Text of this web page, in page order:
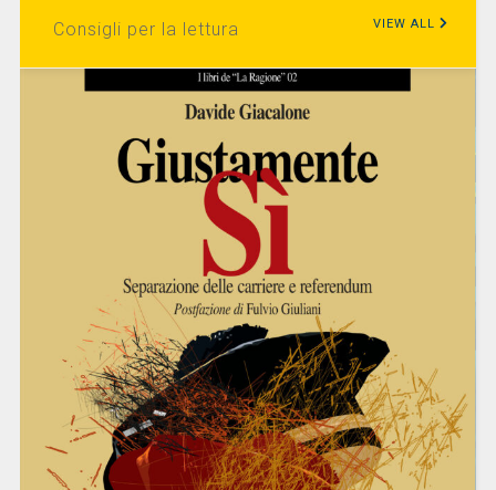
Consigli per la lettura VIEW ALL